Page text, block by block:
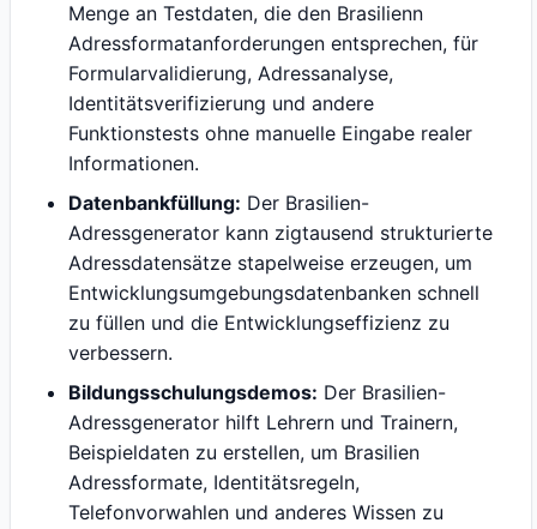
Menge an Testdaten, die den Brasilienn
Adressformatanforderungen entsprechen, für
Formularvalidierung, Adressanalyse,
Identitätsverifizierung und andere
Funktionstests ohne manuelle Eingabe realer
Informationen.
Datenbankfüllung: Der Brasilien-
Adressgenerator kann zigtausend strukturierte
Adressdatensätze stapelweise erzeugen, um
Entwicklungsumgebungsdatenbanken schnell
zu füllen und die Entwicklungseffizienz zu
verbessern.
Bildungsschulungsdemos: Der Brasilien-
Adressgenerator hilft Lehrern und Trainern,
Beispieldaten zu erstellen, um Brasilien
Adressformate, Identitätsregeln,
Telefonvorwahlen und anderes Wissen zu